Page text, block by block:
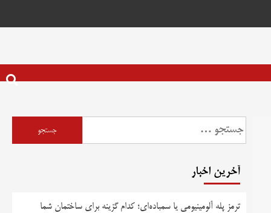
آخرین اخبار
ترمز پله آلومینیومی یا سمباده‌ای؛ کدام گزینه برای ساختمان شما